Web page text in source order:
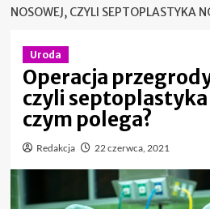
NOSOWEJ, CZYLI SEPTOPLASTYKA
Uroda
Operacja
czyli septoplastyka
czym polega?
Redakcja 22 czerwca, 2021